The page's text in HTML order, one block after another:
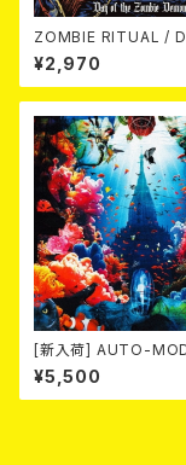
ZOMBIE RITUAL /
e Zombie Demons
¥2,970
[新入荷] AUTO-
e Wake Of KING
D（CD+DVD/初回限定
¥5,500